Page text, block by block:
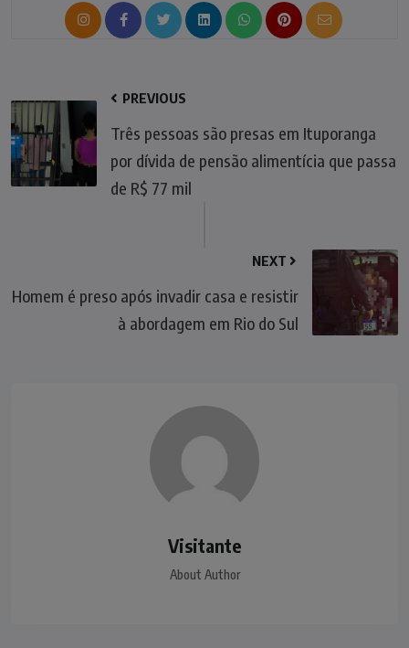
PREVIOUS
Três pessoas são presas em Ituporanga
por dívida de pensão alimentícia que passa
de R$ 77 mil
NEXT
Homem é preso após invadir casa e resistir
à abordagem em Rio do Sul
Visitante
About Author